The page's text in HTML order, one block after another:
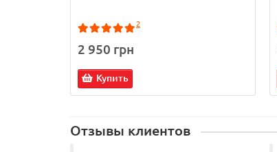
2
2 950 грн
Купить
Отзывы клиентов